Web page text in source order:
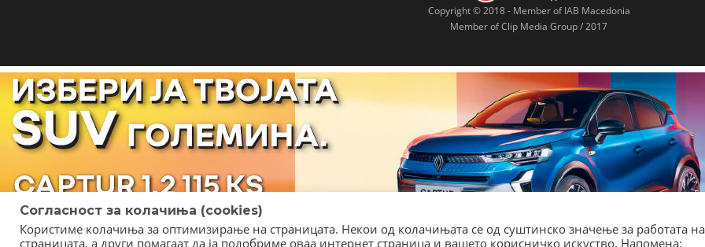
Copyright © 2018 - Member of IAB Macedonia
Member of Clip Media Group / 2017
Согласност за колачиња (cookies)
Користиме колачиња за оптимизирање на страницата. Некои од колачињата се од суштинско значење за работата на
страницата, а други помагаат да ја подобриме оваа интернет страница и вашето корисничко искуство. Напомена: